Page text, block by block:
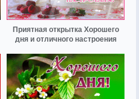
Приятная открытка Хорошего
дня и отличного настроения